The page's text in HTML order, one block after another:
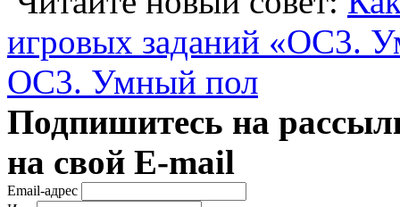
игровых заданий «ОС3.
ОС3. Умный пол
Подпишитесь на
на свой E-mail
Email-адрес